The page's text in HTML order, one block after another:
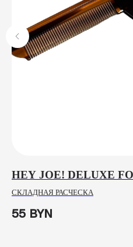
HEY JOE! DELUXE
СКЛАДНАЯ РАСЧЕСКА
55 BYN